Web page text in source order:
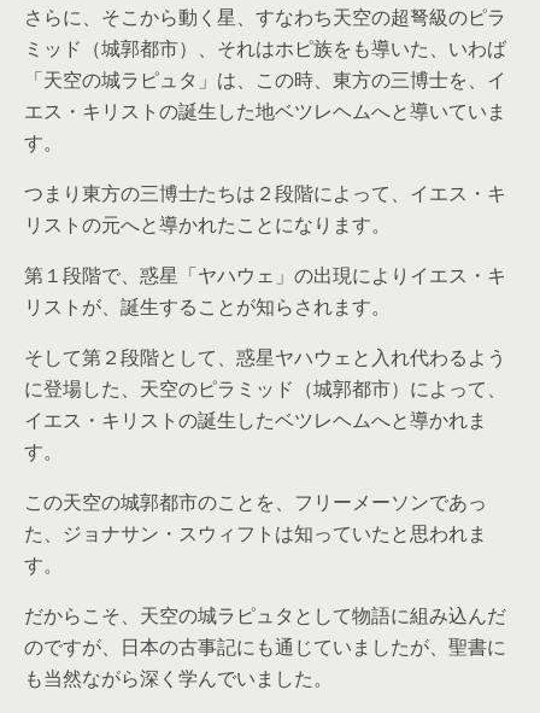
さらに、そこから動く星、すなわち天空の超弩級のピラ
ミッド（城郭都市）、それはホピ族をも導いた、いわば
「天空の城ラピュタ」は、この時、東方の三博士を、イ
エス・キリストの誕生した地ベツレヘムへと導いていま
す。
つまり東方の三博士たちは２段階によって、イエス・キ
リストの元へと導かれたことになります。
第１段階で、惑星「ヤハウェ」の出現によりイエス・キ
リストが、誕生することが知らされます。
そして第２段階として、惑星ヤハウェと入れ代わるよう
に登場した、天空のピラミッド（城郭都市）によって、
イエス・キリストの誕生したベツレヘムへと導かれま
す。
この天空の城郭都市のことを、フリーメーソンであっ
た、ジョナサン・スウィフトは知っていたと思われま
す。
だからこそ、天空の城ラピュタとして物語に組み込んだ
のですが、日本の古事記にも通じていましたが、聖書に
も当然ながら深く学んでいました。